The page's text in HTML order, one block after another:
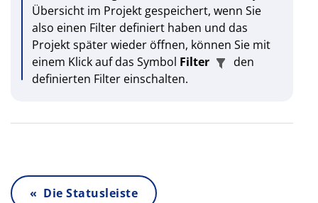
Übersicht im Projekt gespeichert, wenn Sie
also einen Filter definiert haben und das
Projekt später wieder öffnen, können Sie mit
einem Klick auf das Symbol Filter
den
definierten Filter einschalten.
« Die Statusleiste